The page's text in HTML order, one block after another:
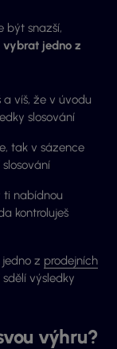
být snazší,
vybrat jedno z
víš, že v úvodu
slosování
tak v sázence
ti nabídnou
kontroluješ
z prodejních
výsledky
výhru?